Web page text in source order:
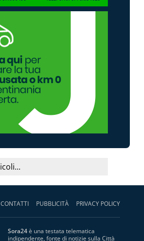
CONTATTI PUBBLICITÀ PRIVACY POLICY
Sora24è una testata telematica
indipendente, fonte di notizie sulla Città